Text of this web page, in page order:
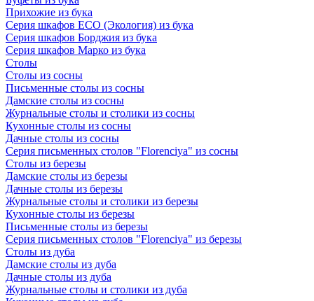
Прихожие из бука
Серия шкафов ECO (Экология) из бука
Серия шкафов Борджия из бука
Серия шкафов Марко из бука
Столы
Столы из сосны
Письменные столы из сосны
Дамские столы из сосны
Журнальные столы и столики из сосны
Кухонные столы из сосны
Дачные столы из сосны
Серия письменных столов "Florenciya" из сосны
Столы из березы
Дамские столы из березы
Дачные столы из березы
Журнальные столы и столики из березы
Кухонные столы из березы
Письменные столы из березы
Серия письменных столов "Florenciya" из березы
Столы из дуба
Дамские столы из дуба
Дачные столы из дуба
Журнальные столы и столики из дуба